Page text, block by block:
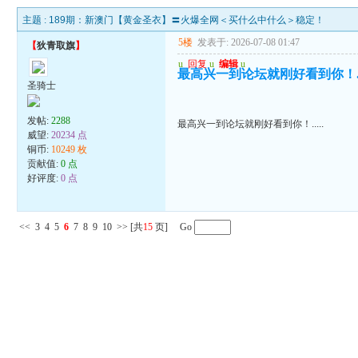
主题 : 189期：新澳门【黄金圣衣】〓火爆全网＜买什么中什么＞稳定！
【狄青取旗】
圣骑士
发帖:2288
威望:20234 点
铜币: 10249 枚
贡献值:0 点
好评度:0 点
5楼 发表于: 2026-07-08 01:47
u 回复 u 编辑 u
最高兴一到论坛就刚好看到你！
最高兴一到论坛就刚好看到你！.....
<< 3 4 5 6 7 8 9 10 >> [共15 页] Go